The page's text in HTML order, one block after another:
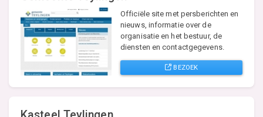
Officiële site met persberichten en
nieuws, informatie over de
organisatie en het bestuur, de
diensten en contactgegevens.
BEZOEK